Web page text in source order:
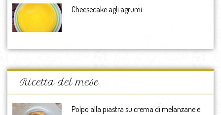
Cheesecake agli agrumi
Ricetta del mese
Polpo alla piastra su crema di melanzane e